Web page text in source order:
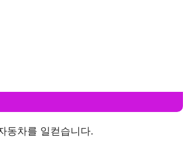
동차를 일컫습니다.